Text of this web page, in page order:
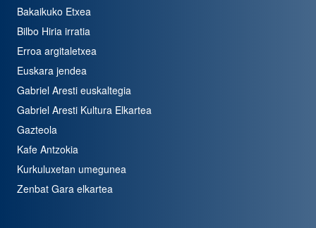
Bakaikuko Etxea
Bilbo Hiria irratia
Erroa argitaletxea
Euskara jendea
Gabriel Aresti euskaltegia
Gabriel Aresti Kultura Elkartea
Gazteola
Kafe Antzokia
Kurkuluxetan umegunea
Zenbat Gara elkartea